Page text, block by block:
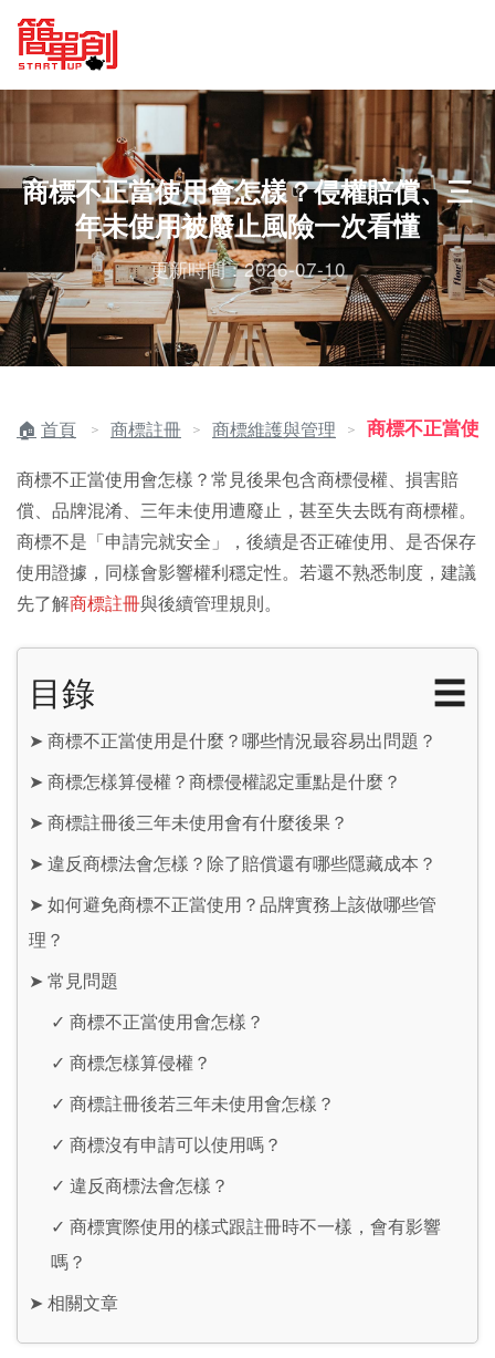
商標不正當使用會怎樣？侵權賠償、三
年未使用被廢止風險一次看懂
更新時間：2026-07-10
首頁 ＞ 商標註冊 ＞ 商標維護與管理 ＞ 商標不正當使
商標不正當使用會怎樣？常見後果包含商標侵權、損害賠
償、品牌混淆、三年未使用遭廢止，甚至失去既有商標權。
商標不是「申請完就安全」，後續是否正確使用、是否保存
使用證據，同樣會影響權利穩定性。若還不熟悉制度，建議
先了解商標註冊與後續管理規則。
目錄 ☰
➤ 商標不正當使用是什麼？哪些情況最容易出問題？
➤ 商標怎樣算侵權？商標侵權認定重點是什麼？
➤ 商標註冊後三年未使用會有什麼後果？
➤ 違反商標法會怎樣？除了賠償還有哪些隱藏成本？
➤ 如何避免商標不正當使用？品牌實務上該做哪些管
理？
➤ 常見問題
✓ 商標不正當使用會怎樣？
✓ 商標怎樣算侵權？
✓ 商標註冊後若三年未使用會怎樣？
✓ 商標沒有申請可以使用嗎？
✓ 違反商標法會怎樣？
✓ 商標實際使用的樣式跟註冊時不一樣，會有影響
嗎？
➤ 相關文章